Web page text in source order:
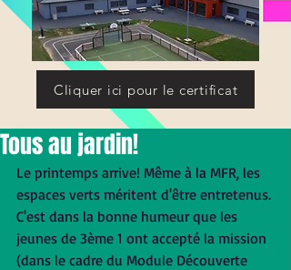
Cliquer ici pour le certificat
Tous au jardin!
Le printemps arrive! Même à la MFR, les
espaces verts méritent d'être entretenus.
C'est dans la bonne humeur que les
jeunes de 3ème 1 ont accepté la mission
(dans le cadre du Module Découverte